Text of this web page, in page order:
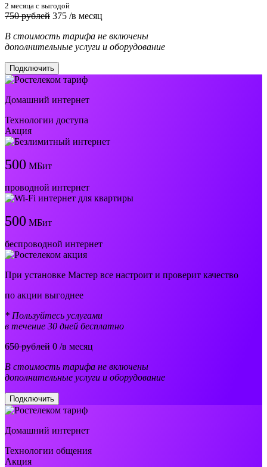
2 месяца с выгодой
750 рублей 375 /в месяц
В стоимость тарифа не включены
дополнительные услуги и оборудование
Подключить
Домашний интернет
Технологии доступа
Акция
500 МБит
проводной интернет
500 МБит
беспроводной интернет
При установке Мастер все настроит и проверит качество
по акции выгоднее
* Пользуйтесь услугами
в течение 30 дней бесплатно
650 рублей 0 /в месяц
В стоимость тарифа не включены
дополнительные услуги и оборудование
Подключить
Домашний интернет
Технологии общения
Акция